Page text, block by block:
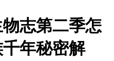
物志第二季怎
年秘密解